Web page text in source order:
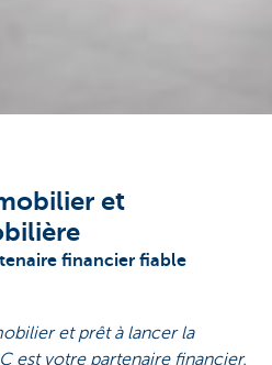
et
financier fiable
et prêt à lancer la
est votre partenaire financier.